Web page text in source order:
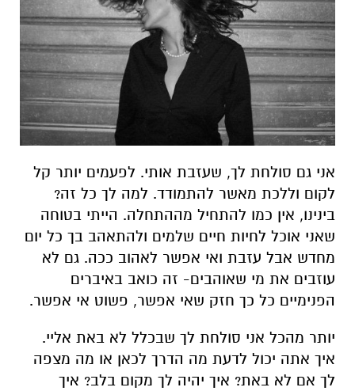
אני גם סולחת לך, שעזבת אותי. לפעמים יותר קל
לקום וללכת מאשר להתמודד. למה לך כל זה?
בינינו, אין כמו להתחיל מההתחלה. הייתי בטוחה
שאני אוכל לחיות חיים שלמים ולהתאהב בך כל יום
מחדש אבל עזבת ואי אפשר לאהוב ככה. גם לא
עוזבים את מי שאוהבים- זה כואב באיברים
הפנימיים כל כך חזק שאי אפשר, פשוט אי אפשר.
יותר מהכל אני סולחת לך שבכלל לא באת אליי.
איך אתה יכול לדעת מה הדרך לכאן או מה מצפה
לך אם לא באת? איך יהיה לך מקום בלב? איך